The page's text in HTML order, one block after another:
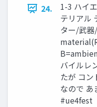
24.
1-3 ハイ
テリアル
ター/武器
バイルレ
たが コン
なので あ
#ue4fest